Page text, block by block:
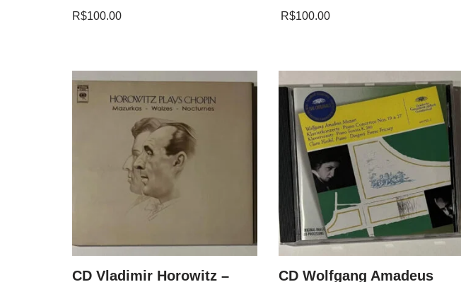
R$100.00 R$100.00
CD Vladimir Horowitz –
CD Wolfgang Amadeus